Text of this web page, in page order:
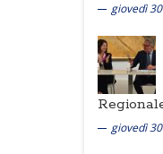
giovedì
giovedì